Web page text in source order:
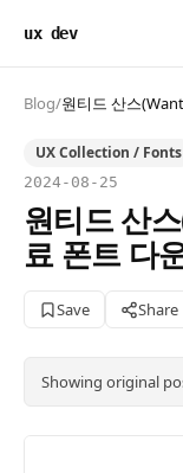
ux dev
Blog/원티드 산스
UX Collection / Fonts
2024-08-25
원티드 산
료 폰트 다
Save Share
Showing original